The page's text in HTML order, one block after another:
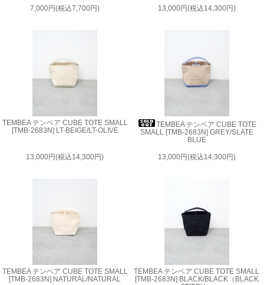
7,000円(税込7,700円) 13,000円(税込14,300円)
TEMBEA テンベア CUBE TOTE SMALL
[TMB-2683N] LT-BEIGE/LT-OLIVE
13,000円(税込14,300円)
TEMBEA テンベア CUBE TOTE
SMALL [TMB-2683N] GREY/SLATE
BLUE
13,000円(税込14,300円)
TEMBEA テンベア CUBE TOTE SMALL
[TMB-2683N] NATURAL/NATURAL
TEMBEA テンベア CUBE TOTE SMALL
[TMB-2683N] BLACK/BLACK（BLACK